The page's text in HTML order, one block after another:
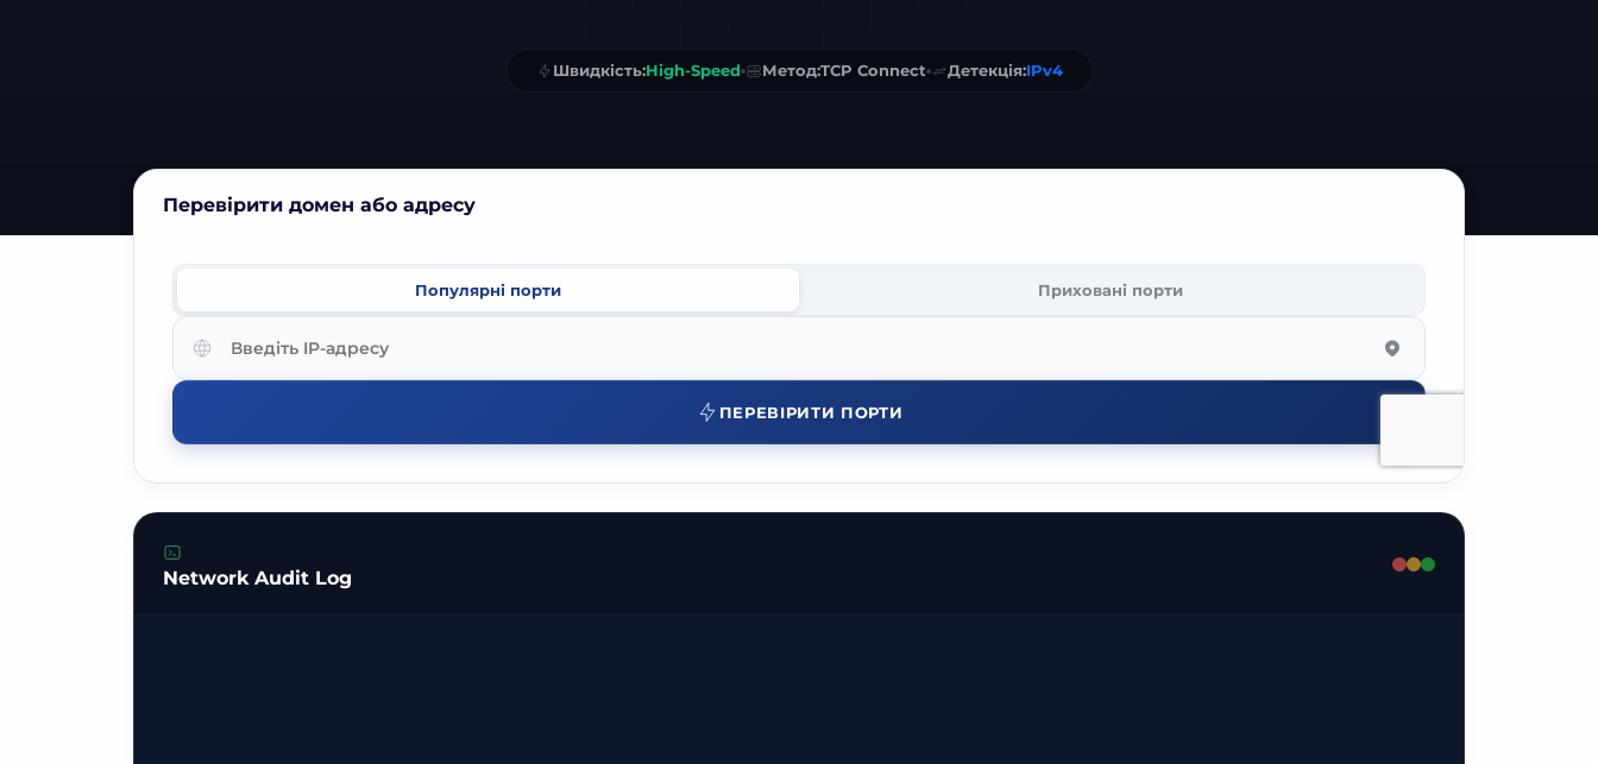
Швидкість:High-Speed Метод:TCP Connect Детекція:IPv4
Перевірити домен або адресу
Популярні порти Приховані порти
Введіть
IP-
адресу
ПЕРЕВІРИТИ ПОРТИ
Network Audit Log